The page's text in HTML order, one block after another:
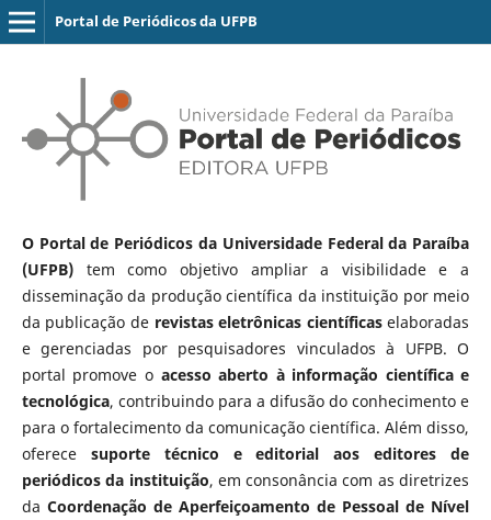
Portal de Periódicos da UFPB
O Portal de Periódicos da Universidade Federal da Paraíba
(UFPB)tem como objetivo ampliar a visibilidade e a
disseminação da produção científica da instituição por meio
da publicação de revistas eletrônicas científicaselaboradas
e gerenciadas por pesquisadores vinculados à UFPB. O
portal promove o acesso aberto à informação científica e
tecnológica, contribuindo para a difusão do conhecimento e
para o fortalecimento da comunicação científica. Além disso,
oferece suporte técnico e editorial aos editores de
periódicos da instituição, em consonância com as diretrizes
da Coordenação de Aperfeiçoamento de Pessoal de Nível